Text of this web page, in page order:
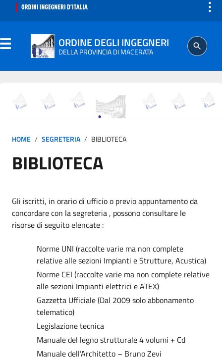
⋮
ORDINE DEGLI INGEGNERI
DELLA PROVINCIA DI MACERATA
SEGRETERIA
ISCRITTO
PROFESSIONE
AGGIORNAMENTO PROFESSIONALE
HOME SEGRETERIA BIBLIOTECA
BIBLIOTECA
Gli iscritti, in orario di ufficio o previo appuntamento da
concordare con la segreteria , possono consultare le
risorse di seguito elencate :
Norme UNI (raccolte varie ma non complete
relative alle sezioni Impianti e Strutture, Acustica)
Norme CEI (raccolte varie ma non complete relative
alle sezioni Impianti elettrici e ATEX)
Gazzetta Ufficiale (Dal 2009 solo abbonamento
telematico)
Legislazione tecnica
Manuale del legno strutturale 4 volumi + Cd
Manuale dell’Architetto – Bruno Zevi